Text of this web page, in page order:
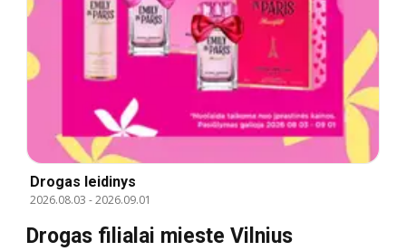
Drogas leidinys
2026.08.03 -2026.09.01
Drogas filialai mieste Vilnius